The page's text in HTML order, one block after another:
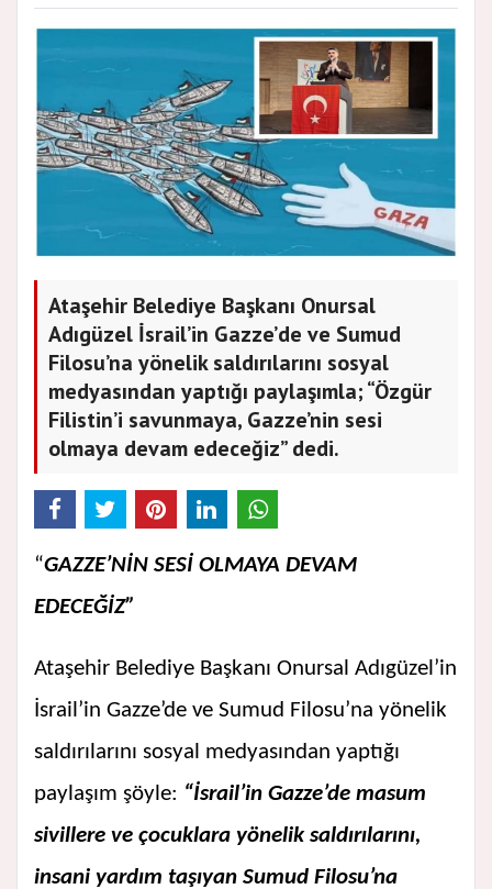
Ataşehir Belediye Başkanı Onursal
Adıgüzel İsrail’in Gazze’de ve Sumud
Filosu’na yönelik saldırılarını sosyal
medyasından yaptığı paylaşımla; “Özgür
Filistin’i savunmaya, Gazze’nin sesi
olmaya devam edeceğiz” dedi.
“GAZZE’NİN SESİ OLMAYA DEVAM
EDECEĞİZ”
Ataşehir Belediye Başkanı Onursal Adıgüzel’in
İsrail’in Gazze’de ve Sumud Filosu’na yönelik
saldırılarını sosyal medyasından yaptığı
paylaşım şöyle: “İsrail’in Gazze’de masum
sivillere ve çocuklara yönelik saldırılarını,
insani yardım taşıyan Sumud Filosu’na